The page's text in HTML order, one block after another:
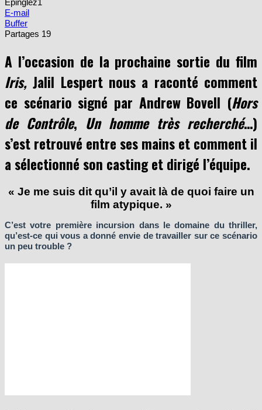
Épinglez1
E-mail
Buffer
Partages 19
A l’occasion de la prochaine sortie du film
Iris, Jalil Lespert nous a raconté comment
ce scénario signé par Andrew Bovell (Hors
de Contrôle, Un homme très recherché…)
s’est retrouvé entre ses mains et comment il
a sélectionné son casting et dirigé l’équipe.
« Je me suis dit qu’il y avait là de quoi faire un
film atypique. »
C’est votre première incursion dans le domaine du thriller,
qu’est-ce qui vous a donné envie de travailler sur ce scénario
un peu trouble ?